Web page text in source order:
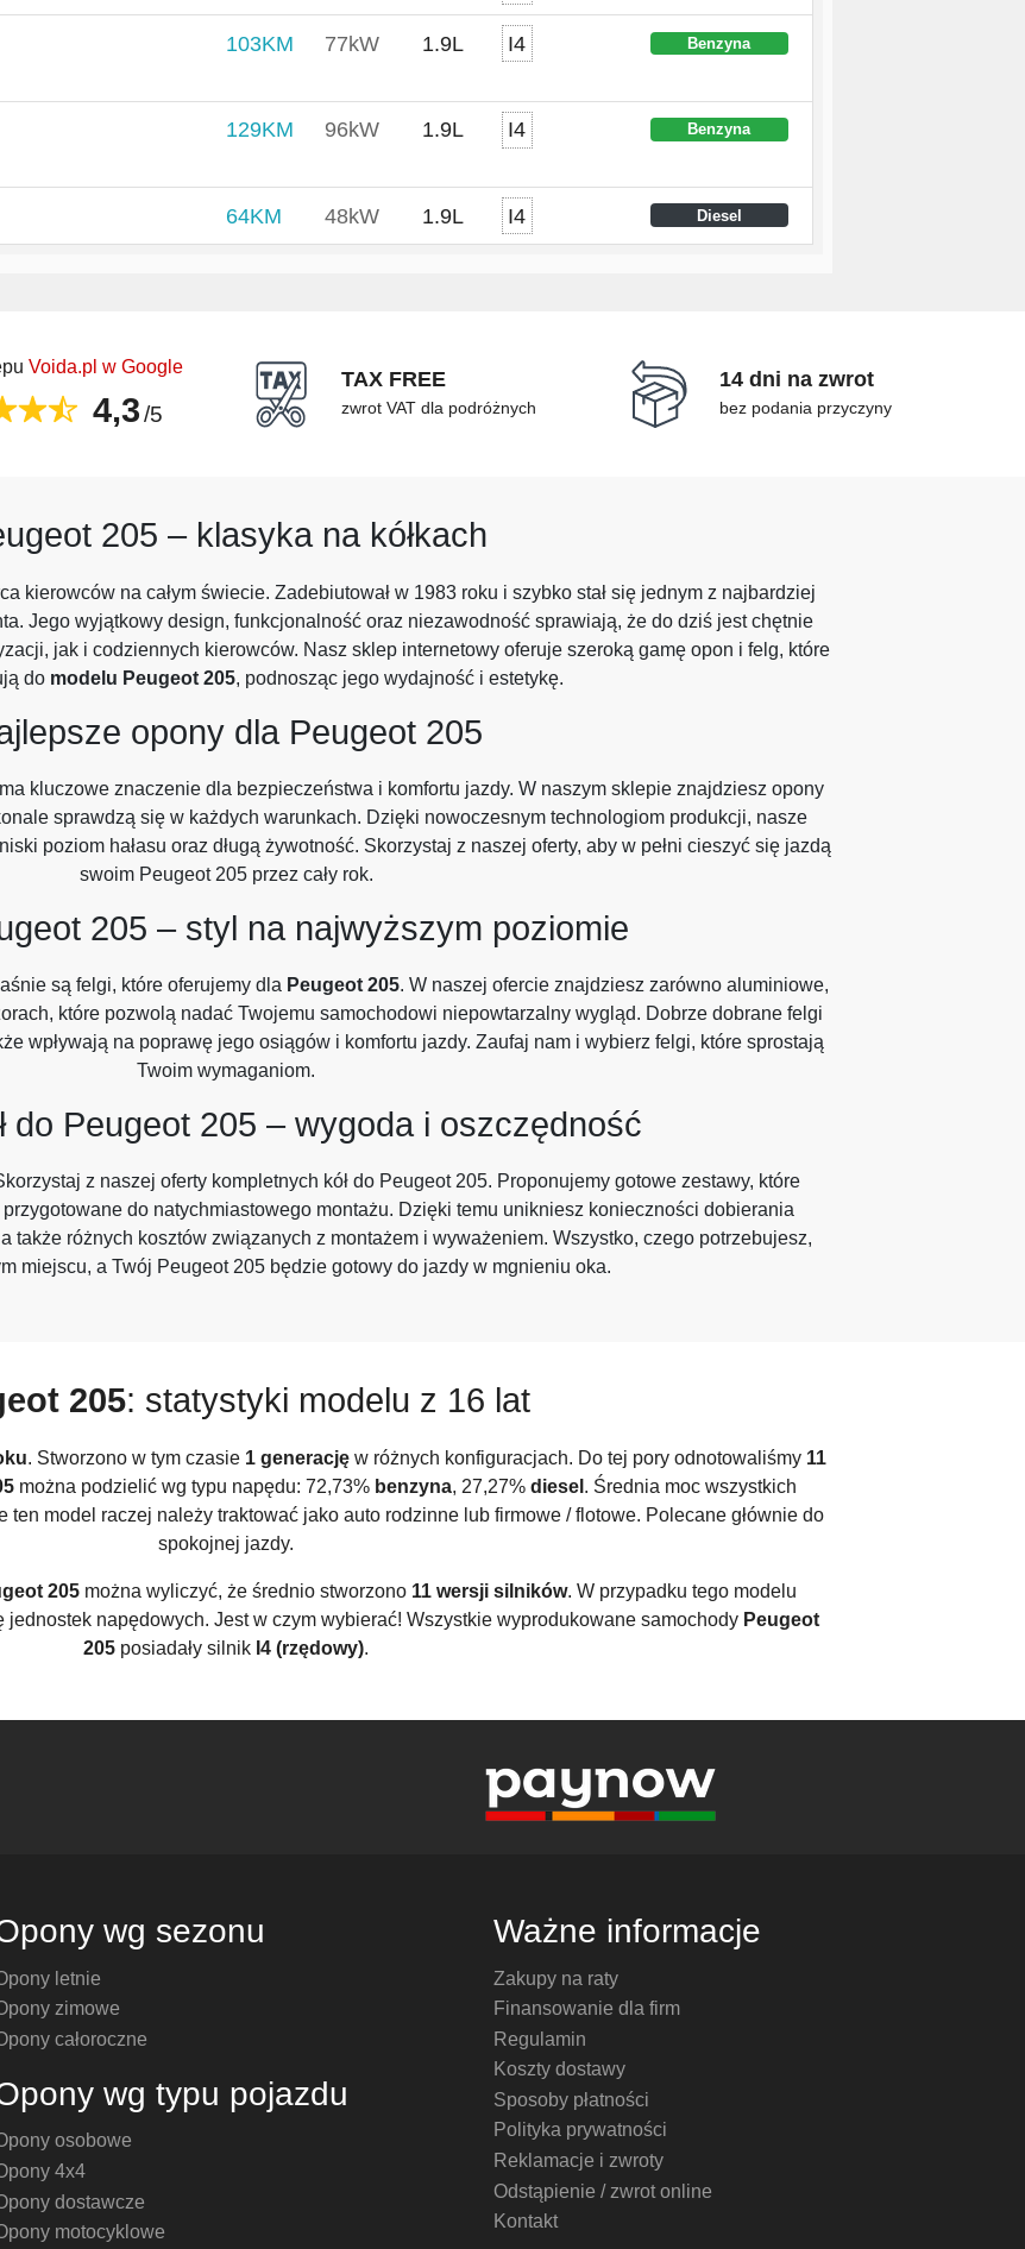
103KM 77kW 1.9L I4 Benzyna
129KM 96kW 1.9L I4 Benzyna
64KM 48kW 1.9L I4 Diesel
Voida.pl w Google
4,3/5
TAX FREE
zwrot VAT dla podróżnych
14 dni na zwrot
bez podania przyczyny
205 – klasyka na kółkach
kierowców na całym świecie. Zadebiutował w 1983 roku i szybko stał się jednym z najbardziej
Jego wyjątkowy design, funkcjonalność oraz niezawodność sprawiają, że do dziś jest chętnie
jak i codziennych kierowców. Nasz sklep internetowy oferuje szeroką gamę opon i felg, które
do modelu Peugeot 205, podnosząc jego wydajność i estetykę.
opony dla Peugeot 205
kluczowe znaczenie dla bezpieczeństwa i komfortu jazdy. W naszym sklepie znajdziesz opony
sprawdzą się w każdych warunkach. Dzięki nowoczesnym technologiom produkcji, nasze
poziom hałasu oraz długą żywotność. Skorzystaj z naszej oferty, aby w pełni cieszyć się jazdą
swoim Peugeot 205 przez cały rok.
205 – styl na najwyższym poziomie
są felgi, które oferujemy dla Peugeot 205. W naszej ofercie znajdziesz zarówno aluminiowe,
które pozwolą nadać Twojemu samochodowi niepowtarzalny wygląd. Dobrze dobrane felgi
wpływają na poprawę jego osiągów i komfortu jazdy. Zaufaj nam i wybierz felgi, które sprostają
Twoim wymaganiom.
do Peugeot 205 – wygoda i oszczędność
z naszej oferty kompletnych kół do Peugeot 205. Proponujemy gotowe zestawy, które
do natychmiastowego montażu. Dzięki temu unikniesz konieczności dobierania
także różnych kosztów związanych z montażem i wyważeniem. Wszystko, czego potrzebujesz,
miejscu, a Twój Peugeot 205 będzie gotowy do jazdy w mgnieniu oka.
205: statystyki modelu z 16 lat
. Stworzono w tym czasie 1 generacjęw różnych konfiguracjach. Do tej pory odnotowaliśmy 11
można podzielić wg typu napędu: 72,73% benzyna, 27,27% diesel . Średnia moc wszystkich
ten model raczej należy traktować jako auto rodzinne lub firmowe / flotowe. Polecane głównie do
spokojnej jazdy.
205 można wyliczyć, że średnio stworzono 11 wersji silników. W przypadku tego modelu
jednostek napędowych. Jest w czym wybierać! Wszystkie wyprodukowane samochody Peugeot
205 posiadały silnik I4 (rzędowy).
wg sezonu
letnie
zimowe
całoroczne
wg typu pojazdu
osobowe
4x4
dostawcze
motocyklowe
Ważne informacje
Zakupy na raty
Finansowanie dla firm
Regulamin
Koszty dostawy
Sposoby płatności
Polityka prywatności
Reklamacje i zwroty
Odstąpienie / zwrot online
Kontakt